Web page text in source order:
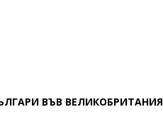
ВЪВ ВЕЛИКОБРИТАНИЯ